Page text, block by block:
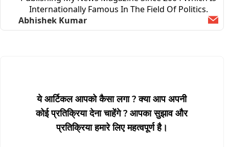
Internationally Famous In The Field Of Politics.
Abhishek Kumar
ये आर्टिकल आपको कैसा लगा ? क्या आप अपनी
कोई प्रतिक्रिया देना चाहेंगे ? आपका सुझाव और
प्रतिक्रिया हमारे लिए महत्वपूर्ण है।